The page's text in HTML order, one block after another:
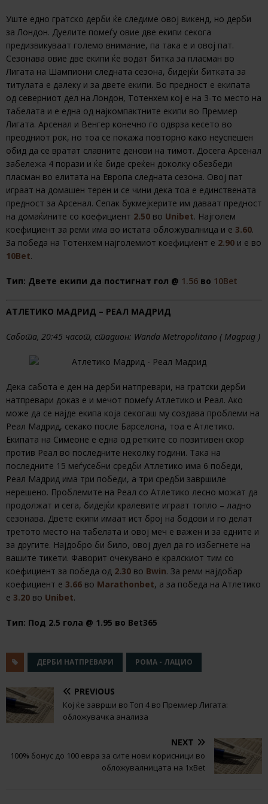
Уште едно гратско дерби ќе следиме овој викенд, но дерби
за Лондон. Дуелите помеѓу овие две екипи секога
предизвикуваат големо внимание, па така е и овој пат.
Сезонава овие две екипи ќе водат битка за пласман во
Лигата на Шампиони следната сезона, бидејќи битката за
титулата е далеку и за двете екипи. Во предност е екипата
од северниот дел на Лондон, Тотенхем кој е на 3-то место на
табелата и е една од најкомпактните екипи во Премиер
Лигата. Арсенал и Венгер конечно го одврза кесето во
преодниот рок, но тоа се покажа повторно како неуспешен
обид да се вратат славните денови на тимот. Досега Арсенал
забележа 4 порази и ќе биде среќен доколку обезбеди
пласман во елитата на Европа следната сезона. Овој пат
играат на домашен терен и се чини дека тоа е единствената
предност за Арсенал. Сепак букмејкерите им даваат предност
на домаќините со коефициент 2.50 во Unibet. Најголем
коефициент за реми има во истата обложувалница и е 3.60.
За победа на Тотенхем најголемиот коефициент е 2.90 и е во
10Bet.
Тип: Двете екипи да постигнат гол @ 1.56 во 10Bet
АТЛЕТИКО МАДРИД – РЕАЛ МАДРИД
Сабота, 20:45 часот, стадион: Wanda Metropolitano ( Мадрид )
Дека сабота е ден на дерби натпревари, на гратски дерби
натпревари доказ е и мечот помеѓу Атлетико и Реал. Ако
може да се најде екипа која секогаш му создава проблеми на
Реал Мадрид, секако после Барселона, тоа е Атлетико.
Екипата на Симеоне е една од ретките со позитивен скор
против Реал во последните неколку години. Така на
последните 15 меѓусебни средби Атлетико има 6 победи,
Реал Мадрид има три победи, а три средби завршиле
нерешено. Проблемите на Реал со Атлетико лесно можат да
продолжат и сега, бидејќи кралевите играат топло – ладно
сезонава. Двете екипи имаат ист број на бодови и го делат
третото место на табелата и овој меч е важен и за едните и
за другите. Најдобро би било, овој дуел да го избегнете на
вашите тикети. Фаворит очекувано е кралскиот тим со
коефициент за победа од 2.30 во Bwin. За реми најдобар
коефициент е 3.66 во Marathonbet, а за победа на Атлетико
е 3.20 во Unibet.
Тип: Под 2.5 гола @ 1.95 во Bet365
ДЕРБИ НАТПРЕВАРИ РОМА - ЛАЦИО
PREVIOUS
Кој ќе заврши во Топ 4 во Премиер Лигата:
обложувачка анализа
NEXT
100% бонус до 100 евра за сите нови корисници во
обложувалницата на 1xBet